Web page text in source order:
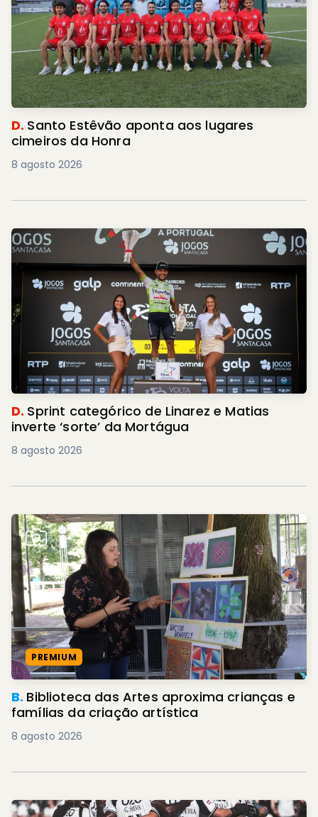
D. Santo Estêvão aponta aos lugares
cimeiros da Honra
8 agosto 2026
D. Sprint categórico de Linarez e Matias
inverte ‘sorte’ da Mortágua
8 agosto 2026
PREMIUM
B. Biblioteca das Artes aproxima crianças e
famílias da criação artística
8 agosto 2026